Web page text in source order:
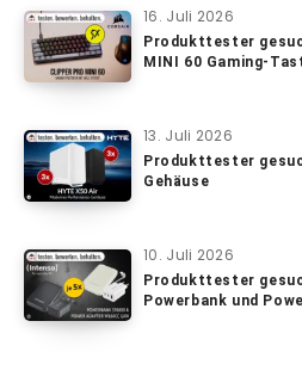
16. Juli 2026
Produkttester
MINI 60 Gaming-
13. Juli 2026
Produkttester
Gehäuse
10. Juli 2026
Produkttester
Powerbank und